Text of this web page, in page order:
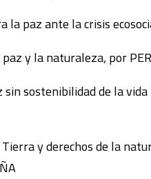
la paz ante la crisis
y la naturaleza, por
sin sostenibilidad de la
y derechos de la